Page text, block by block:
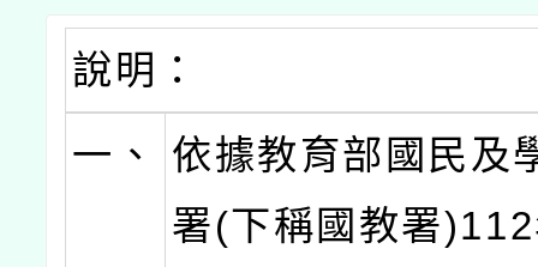
說明：
一、
依據教育部國民及
署(下稱國教署